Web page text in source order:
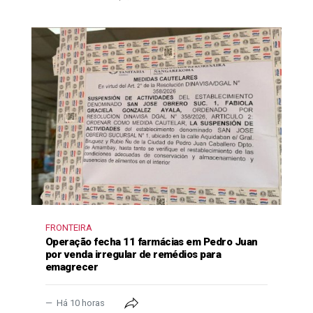
FRONTEIRA
Operação fecha 11 farmácias em Pedro Juan
por venda irregular de remédios para
emagrecer
Há 10 horas